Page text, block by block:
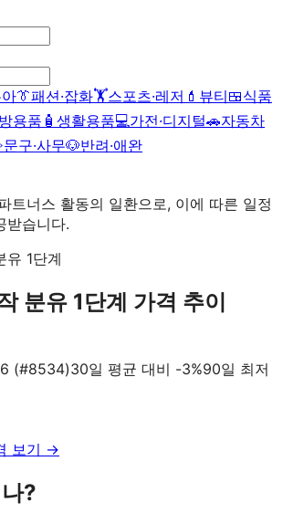
👔패션·잡화🏋️스포츠·레저 💄 뷰티🍱식품
용품 🧴 생활용품💻가전·디지털🚗자동차
문구·사무🐶반려·애완
트너스 활동의 일환으로, 이에 따른 일정
받습니다.
분유 1단계 가격 추이
(#8534)30일 평균 대비 -3%90일 최저
보기 →
?